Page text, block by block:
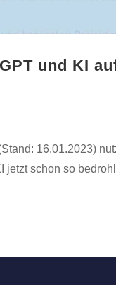
und KI
16.01.2023)
schon so